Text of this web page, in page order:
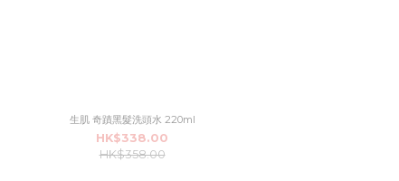
生肌 奇蹟黑髮洗頭水 220ml
HK$338.00
HK$358.00